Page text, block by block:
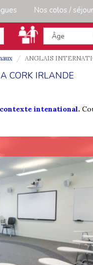
Nos colos /
ANGLAIS
CORK IRLANDE
contexte intenational.